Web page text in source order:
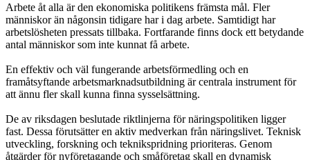
Arbete åt alla är den ekonomiska politikens främsta mål. Fler
människor än någonsin tidigare har i dag arbete. Samtidigt har
arbetslösheten pressats tillbaka. Fortfarande finns dock ett betydande
antal människor som inte kunnat få arbete.
En effektiv och väl fungerande arbetsförmedling och en
framåtsyftande arbetsmarknadsutbildning är centrala instrument för
att ännu fler skall kunna finna sysselsättning.
De av riksdagen beslutade riktlinjerna för näringspolitiken ligger
fast. Dessa förutsätter en aktiv medverkan från näringslivet. Teknisk
utveckling, forskning och teknikspridning prioriteras. Genom
åtgärder för nyföretagande och småföretag skall en dynamisk